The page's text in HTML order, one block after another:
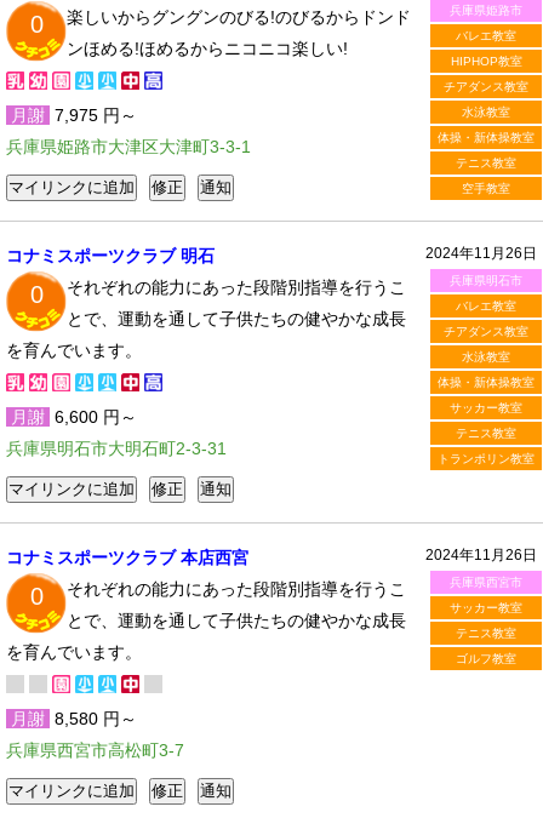
兵庫県姫路市
バレエ教室
HIPHOP教室
チアダンス教室
水泳教室
体操・新体操教室
テニス教室
空手教室
0
楽しいからグングンのびる!のびるからドンド
ンほめる!ほめるからニコニコ楽しい!
月謝 7,975 円～
兵庫県姫路市大津区大津町3-3-1
2024年11月26日
兵庫県明石市
バレエ教室
チアダンス教室
水泳教室
体操・新体操教室
サッカー教室
テニス教室
トランポリン教室
コナミスポーツクラブ 明石
0
それぞれの能力にあった段階別指導を行うこ
とで、運動を通して子供たちの健やかな成長
を育んでいます。
月謝 6,600 円～
兵庫県明石市大明石町2-3-31
2024年11月26日
兵庫県西宮市
サッカー教室
テニス教室
ゴルフ教室
コナミスポーツクラブ 本店西宮
0
それぞれの能力にあった段階別指導を行うこ
とで、運動を通して子供たちの健やかな成長
を育んでいます。
月謝 8,580 円～
兵庫県西宮市高松町3-7